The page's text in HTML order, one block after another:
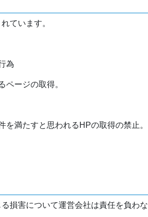
ています。
為
ページの取得。
満たすと思われるHPの取得の禁止。
損害について運営会社は責任を負わな